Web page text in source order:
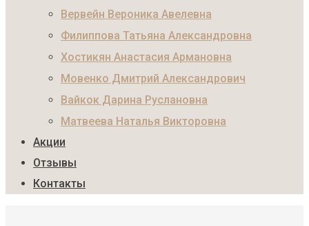
Вервейн Вероника Авелевна
Филиппова Татьяна Александровна
Хостикян Анастасия Армановна
Мовенко Дмитрий Александрович
Вайкок Дарина Руслановна
Матвеева Наталья Викторовна
Акции
Отзывы
Контакты